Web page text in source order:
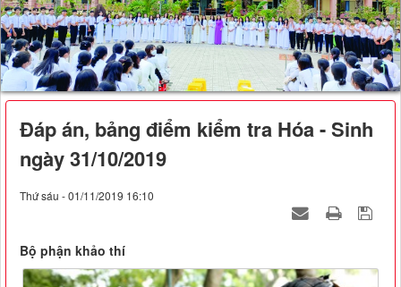
Đáp án, bảng điểm kiểm tra Hóa - Sinh
ngày 31/10/2019
Thứ sáu - 01/11/2019 16:10
Bộ phận khảo thí